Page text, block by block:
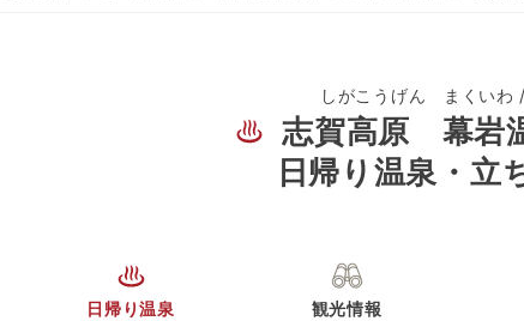
しがこうげん まくいわ
志賀高原 幕岩
日帰り温泉・立
日帰り温泉 観光情報